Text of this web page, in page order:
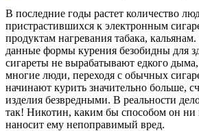
В последние годы растет количество
пристрастившихся к электронным
продуктам нагревания табака,
данные формы курения безобидны для
сигареты не вырабатывают едкого
многие люди, переходя с обычных
начинают курить значительно больше,
изделия безвредными. В реальности
так! Никотин, каким бы способом он ни
наносит ему непоправимый вред.